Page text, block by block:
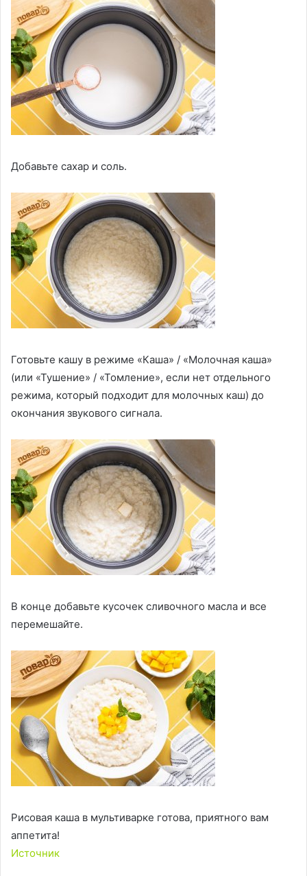
Добавьте сахар и соль.
Готовьте кашу в режиме «Каша» / «Молочная каша»
(или «Тушение» / «Томление», если нет отдельного
режима, который подходит для молочных каш) до
окончания звукового сигнала.
В конце добавьте кусочек сливочного масла и все
перемешайте.
Рисовая каша в мультиварке готова, приятного вам
аппетита!
Источник